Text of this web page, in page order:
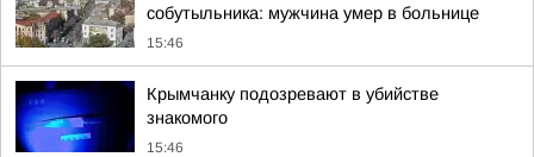
собутыльника: мужчина умер в больнице
15:46
Крымчанку подозревают в убийстве
знакомого
15:46